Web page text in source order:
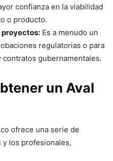
confianza en la viabilidad
o producto.
proyectos: Es a menudo un
regulatorias o para
gubernamentales.
un Aval
ofrece una serie de
y los profesionales,